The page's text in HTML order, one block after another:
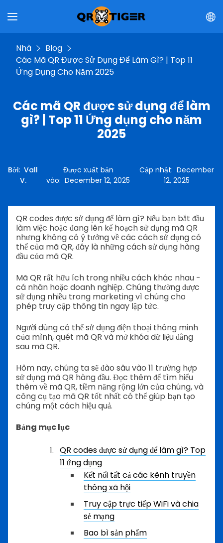
Nhà
Blog
Các Mã QR Được Sử Dụng Để Làm Gì? | Top 11
Ứng Dụng Cho Năm 2025
Các mã QR được sử dụng để làm
gì? | Top 11 Ứng dụng cho năm
2025
Bởi: Vall
V.
Được xuất bản
vào:December 12, 2025
Cập nhật:December
12, 2025
QR codes được sử dụng để làm gì? Nếu bạn bắt đầu
làm việc hoặc đang lên kế hoạch sử dụng mã QR
nhưng không có ý tưởng về các cách sử dụng có
thể của mã QR, đây là những cách sử dụng hàng
đầu của mã QR.
Mã QR rất hữu ích trong nhiều cách khác nhau -
cá nhân hoặc doanh nghiệp. Chúng thường được
sử dụng nhiều trong marketing vì chúng cho
phép truy cập thông tin ngay lập tức.
Người dùng có thể sử dụng điện thoại thông minh
của mình, quét mã QR và mở khóa dữ liệu đằng
sau mã QR.
Hôm nay, chúng ta sẽ đào sâu vào 11 trường hợp
sử dụng mã QR hàng đầu. Đọc thêm để tìm hiểu
thêm về mã QR, tiềm năng rộng lớn của chúng, và
công cụ tạo mã QR tốt nhất có thể giúp bạn tạo
chúng một cách hiệu quả.
Bảng mục lục
QR codes được sử dụng để làm gì? Top
11 ứng dụng
Kết nối tất cả các kênh truyền
thông xã hội
Truy cập trực tiếp WiFi và chia
sẻ mạng
Bao bì sản phẩm